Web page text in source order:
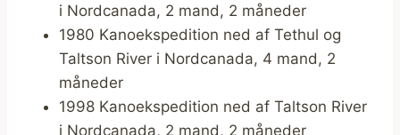
i Nordcanada, 2 mand, 2 måneder
1980 Kanoekspedition ned af Tethul og
Taltson River i Nordcanada, 4 mand, 2
måneder
1998 Kanoekspedition ned af Taltson River
i Nordcanada, 2 mand, 2 måneder